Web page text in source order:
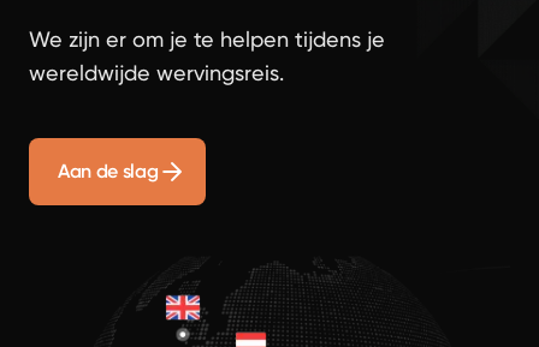
We zijn er om je te helpen tijdens je
wereldwijde wervingsreis.
Aan de slag